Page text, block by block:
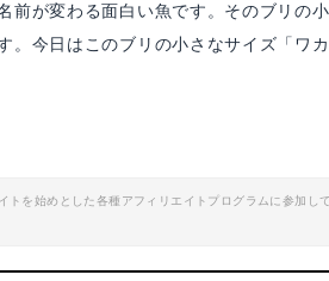
が変わる面白い魚です。そのブリの
今日はこのブリの小さなサイズ「ワ
を始めとした各種アフィリエイトプログラムに参加し